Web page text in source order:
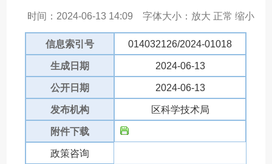
时间：2024-06-13 14:09 字体大小： 放大 正常 缩小
信息索引号 014032126/2024-01018
生成日期 2024-06-13
公开日期 2024-06-13
发布机构 区科学技术局
附件下载
政策咨询